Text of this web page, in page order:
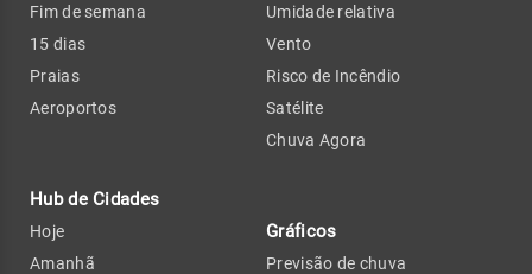
Fim de semana
15 dias
Praias
Aeroportos
Hub de Cidades
Hoje
Amanhã
Umidade relativa
Vento
Risco de Incêndio
Satélite
Chuva Agora
Gráficos
Previsão de chuva